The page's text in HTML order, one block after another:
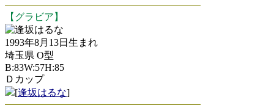
【グラビア】
逢坂はるな
1993年8月13日生まれ
埼玉県 O型
B:83W:57H:85
Ｄカップ
[逢坂はるな]